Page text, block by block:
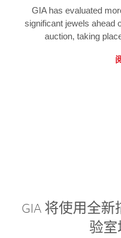
GIA has evaluated
significant jewels ahead
auction, taking
GIA 将使用全
验